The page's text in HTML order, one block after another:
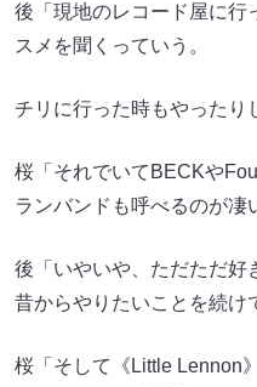
後「現地のレコード屋に行
スメを聞くっていう。
チリに行った時もやったり
桜「それでいてBECKや
ランバンドも呼べるのが凄
後「いやいや、ただただ好
昔からやりたいことを続け
桜「そして《Little Lennon